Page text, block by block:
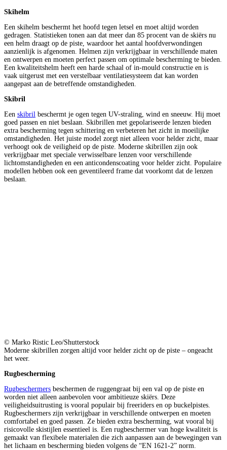
Skihelm
Een skihelm beschermt het hoofd tegen letsel en moet altijd worden
gedragen. Statistieken tonen aan dat meer dan 85 procent van de skiërs nu
een helm draagt op de piste, waardoor het aantal hoofdverwondingen
aanzienlijk is afgenomen. Helmen zijn verkrijgbaar in verschillende maten
en ontwerpen en moeten perfect passen om optimale bescherming te bieden.
Een kwaliteitshelm heeft een harde schaal of in-mould constructie en is
vaak uitgerust met een verstelbaar ventilatiesysteem dat kan worden
aangepast aan de betreffende omstandigheden.
Skibril
Een skibril beschermt je ogen tegen UV-straling, wind en sneeuw. Hij moet
goed passen en niet beslaan. Skibrillen met gepolariseerde lenzen bieden
extra bescherming tegen schittering en verbeteren het zicht in moeilijke
omstandigheden. Het juiste model zorgt niet alleen voor helder zicht, maar
verhoogt ook de veiligheid op de piste. Moderne skibrillen zijn ook
verkrijgbaar met speciale verwisselbare lenzen voor verschillende
lichtomstandigheden en een anticondenscoating voor helder zicht. Populaire
modellen hebben ook een geventileerd frame dat voorkomt dat de lenzen
beslaan.
© Marko Ristic Leo/Shutterstock
Moderne skibrillen zorgen altijd voor helder zicht op de piste – ongeacht
het weer.
Rugbescherming
Rugbeschermers beschermen de ruggengraat bij een val op de piste en
worden niet alleen aanbevolen voor ambitieuze skiërs. Deze
veiligheidsuitrusting is vooral populair bij freeriders en op buckelpistes.
Rugbeschermers zijn verkrijgbaar in verschillende ontwerpen en moeten
comfortabel en goed passen. Ze bieden extra bescherming, wat vooral bij
risicovolle skistijlen essentieel is. Een rugbeschermer van hoge kwaliteit is
gemaakt van flexibele materialen die zich aanpassen aan de bewegingen van
het lichaam en bescherming bieden volgens de “EN 1621-2” norm.